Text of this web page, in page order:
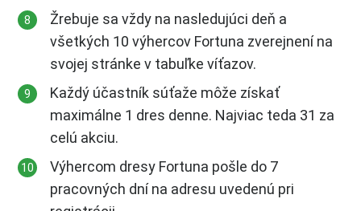
Žrebuje sa vždy na nasledujúci deň a
všetkých 10 výhercov Fortuna zverejnení na
svojej stránke v tabuľke víťazov.
Každý účastník súťaže môže získať
maximálne 1 dres denne. Najviac teda 31 za
celú akciu.
Výhercom dresy Fortuna pošle do 7
pracovných dní na adresu uvedenú pri